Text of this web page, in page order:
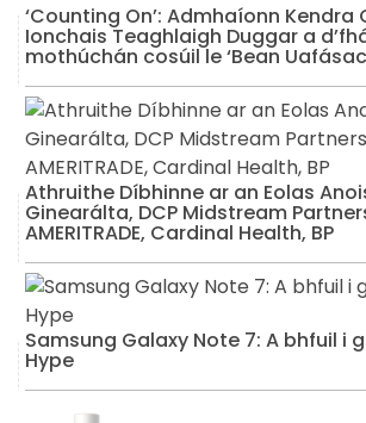
‘Counting On’: Admhaíonn Kendra
Ionchais Teaghlaigh Duggar a
mothúchán cosúil le ‘Bean
Athruithe Díbhinne ar an Eolas
Ginearálta, DCP Midstream
AMERITRADE, Cardinal Health, BP
Samsung Galaxy Note 7: A bhfuil i
Hype